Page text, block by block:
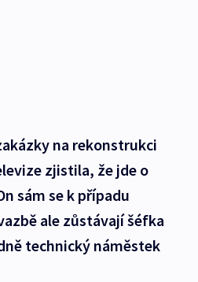
na rekonstrukci
zjistila, že jde o
sám se k případu
ale zůstávají šéfka
technický náměstek